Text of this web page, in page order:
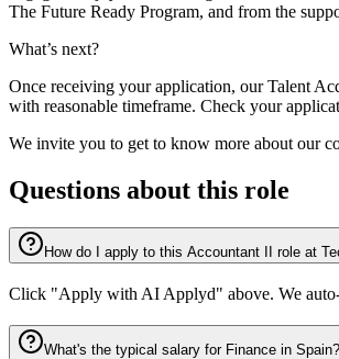
The Future Ready Program, and from the
What’s next?
Once receiving your application, our Talent
with reasonable timeframe. Check your
We invite you to get to know more about our
Questions about this role
How do I apply to this Accountant II role at
Click "Apply with AI Applyd" above. We auto-
What's the typical salary for Finance in Spain?